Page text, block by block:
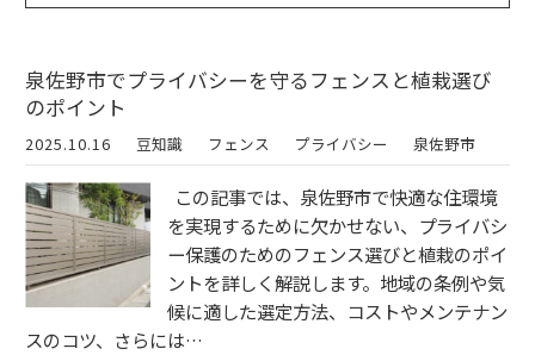
泉佐野市でプライバシーを守るフェンスと植栽選び
のポイント
2025.10.16 豆知識 フェンス プライバシー 泉佐野市
この記事では、泉佐野市で快適な住環境
を実現するために欠かせない、プライバシ
ー保護のためのフェンス選びと植栽のポイ
ントを詳しく解説します。地域の条例や気
候に適した選定方法、コストやメンテナン
スのコツ、さらには…